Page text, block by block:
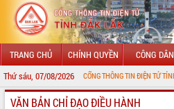
TRANG CHỦ CHÍNH QUYỀN CÔNG DÂN
Thứ sáu, 07/08/2026
ĐẾN VỚI CỔNG THÔNG TIN ĐIỆN TỬ TỈNH ĐẮK LẮK
GIỚI THIỆU
VĂN BẢN CHỈ ĐẠO ĐIỀU HÀNH